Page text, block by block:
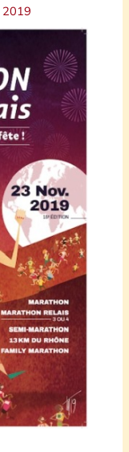
2019